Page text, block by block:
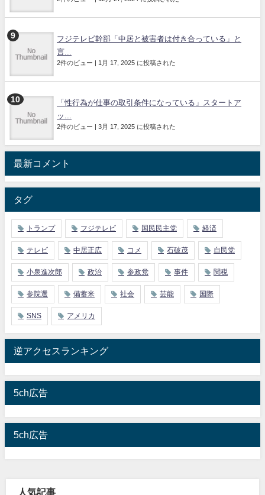
フジテレビ幹部「中居と被害者は付き合っている」と
言...
2件のビュー 1月 17, 2025 に投稿された
「性行為が仕事の取引条件になっている」スタートア
ッ...
2件のビュー 3月 17, 2025 に投稿された
最新コメント
タグ
トランプ フジテレビ 国民民主党 経済
テレビ 中居正広 コメ 石破茂 自民党
小泉進次郎 政治 参政党 事件 関税
参院選 備蓄米 社会 芸能 国際
SNS アメリカ
逆アクセスランキング
5ch広告
5ch広告
人気記事